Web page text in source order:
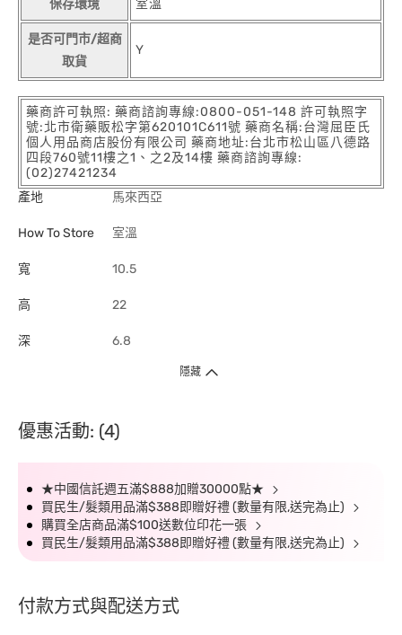
保存環境 室溫
是否可門市/超商
取貨
Y
藥商許可執照: 藥商諮詢專線:0800-051-148 許可執照字
號:北市衛藥販松字第620101C611號 藥商名稱:台灣屈臣氏
個人用品商店股份有限公司 藥商地址:台北市松山區八德路
四段760號11樓之1、之2及14樓 藥商諮詢專線:
(02)27421234
產地
馬來西亞
How To Store 室溫
寬 10.5
高 22
深 6.8
隱藏
優惠活動: (4)
★中國信託週五滿$888加贈30000點★
買民生/髮類用品滿$388即贈好禮 (數量有限,送完為止)
購買全店商品滿$100送數位印花一張
買民生/髮類用品滿$388即贈好禮 (數量有限,送完為止)
付款方式與配送方式